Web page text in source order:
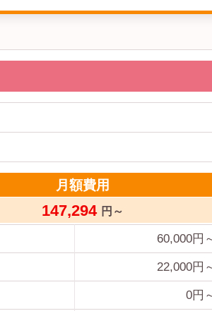
月額費用
147,294 円～
60,000円
22,000円
0円